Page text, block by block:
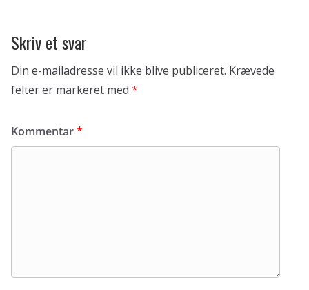
Skriv et svar
Din e-mailadresse vil ikke blive publiceret. Krævede
felter er markeret med *
Kommentar*